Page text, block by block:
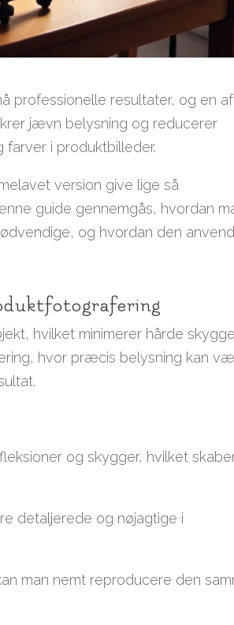
professionelle resultater, og en
jævn belysning og reducerer
i produktbilleder.
version give lige så
guide gennemgås, hvordan
og hvordan den
hvilket minimerer hårde
hvor præcis belysning kan
og skygger, hvilket
detaljerede og nøjagtige i
man nemt reproducere den